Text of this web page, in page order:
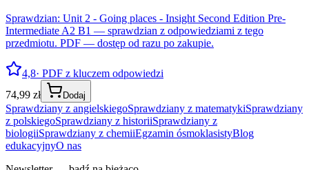
Sprawdzian: Unit 2 - Going places - Insight Second Edition Pre-
Intermediate A2 B1 — sprawdzian z odpowiedziami z tego
przedmiotu. PDF — dostęp od razu po zakupie.
4,8· PDF z kluczem odpowiedzi
74,99 zł
Dodaj
Sprawdziany z angielskiegoSprawdziany z matematykiSprawdziany
z polskiegoSprawdziany z historiiSprawdziany z
biologiiSprawdziany z chemiiEgzamin ósmoklasistyBlog
edukacyjnyO nas